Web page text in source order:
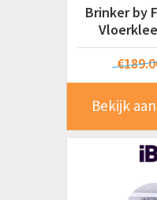
Brinker by
Bekijk